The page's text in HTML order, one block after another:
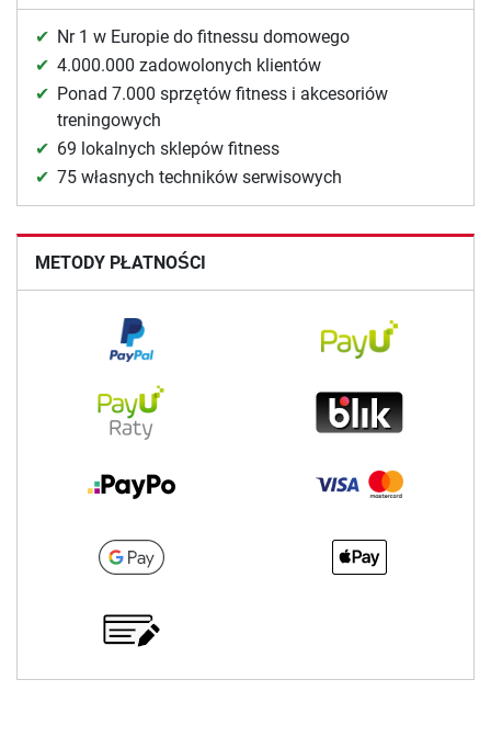
Nr 1 w Europie do fitnessu domowego
4.000.000 zadowolonych klientów
Ponad 7.000 sprzętów fitness i akcesoriów
treningowych
69 lokalnych sklepów fitness
75 własnych techników serwisowych
METODY PŁATNOŚCI